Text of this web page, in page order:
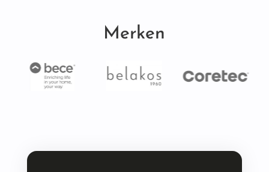
Merken